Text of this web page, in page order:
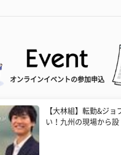
オンラインイベントの参加申込
【大林組】転勤&ジョ
い！九州の現場から設